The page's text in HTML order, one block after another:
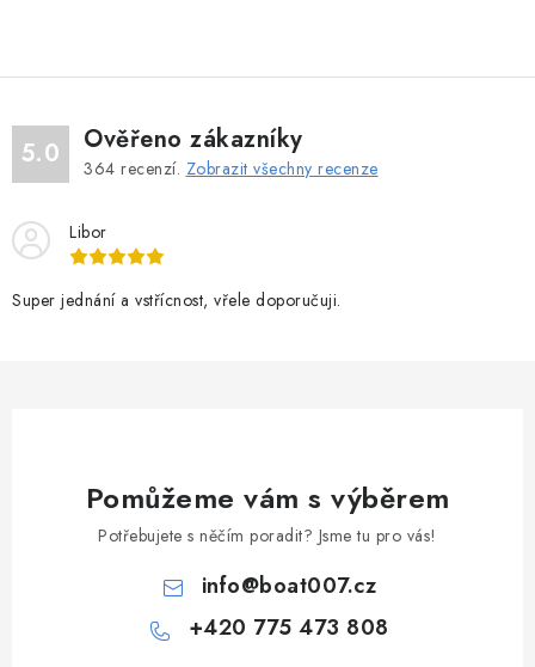
p
v
k
v
ý
p
k
v
á
n
5.0 Ověřeno zákazníky
364 recenzí. Zobrazit všechny recenze
Libor
Super jednání a vstřícnost, vřele doporučuji.
Pomůžeme vám s výběrem
Potřebujete s něčím poradit? Jsme tu pro vás!
info@boat007.cz
+420 775 473 808